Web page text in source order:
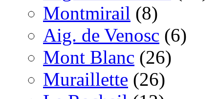
Montmirail (8)
Aig. de Venosc (6)
Mont Blanc (26)
Muraillette (26)